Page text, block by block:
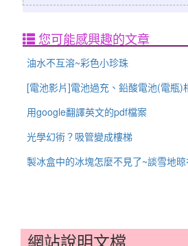
您可能感興趣的文章
油水不互溶~彩色小珍珠
[電池影片]電池過充、鉛酸電池(電瓶)
用google翻譯英文的pdf檔案
光學幻術？吸管變成樓梯
製冰盒中的冰塊怎麼不見了~談雪地
網站說明文檔